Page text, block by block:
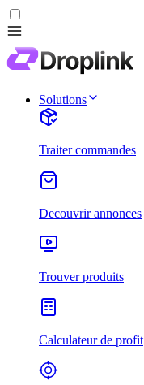
Solutions
Traiter commandes
Decouvrir annonces
Trouver produits
Calculateur de profit